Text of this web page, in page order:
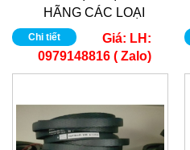
HÃNG CÁC LOẠI
Chi tiết Giá: LH:
0979148816 ( Zalo)